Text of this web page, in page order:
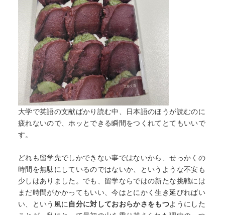
HOME
なぜ海外進学か？
どうやって？
大学で英語の文献ばかり読む中、日本語のほうが読むのに
疲れないので、ホッとできる瞬間をつくれてとてもいいで
す。
どれも留学先でしかできない事ではないから、せっかくの
時間を無駄にしているのではないか、というような不安も
少しはありました。でも、留学ならではの新たな挑戦には
まだ時間がかかってもいい、今はとにかく生き延びればい
い、という風に 自分に対しておおらかさをもつようにした